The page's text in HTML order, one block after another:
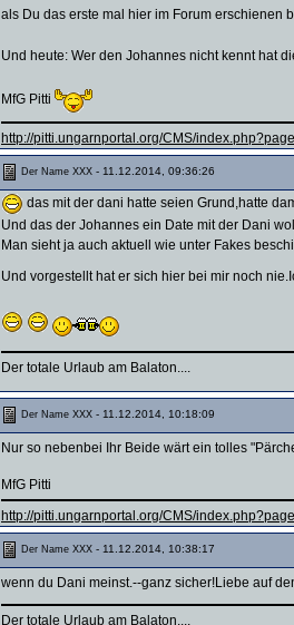
als Du das erste mal hier im Forum erschienen
Und heute: Wer den Johannes nicht kennt hat
MfG Pitti
http://pitti.ungarnportal.org/CMS/
Der Name XXX - 11.12.2014, 09:36:26
das mit der dani hatte seien Grund,hatte
Und das der Johannes ein Date mit der Dani
Man sieht ja auch aktuell wie unter Fakes
Und vorgestellt hat er sich hier bei mir noch
Der totale Urlaub am Balaton....
Der Name XXX - 11.12.2014, 10:18:09
Nur so nebenbei Ihr Beide wärt ein tolles
MfG Pitti
http://pitti.ungarnportal.org/CMS/
Der Name XXX - 11.12.2014, 10:38:17
wenn du Dani meinst.--ganz sicher!Liebe auf
Der totale Urlaub am Balaton....